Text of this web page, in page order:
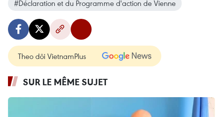
#Déclaration et du Programme d'action de Vienne
Theo dõi VietnamPlus
SUR LE MÊME SUJET